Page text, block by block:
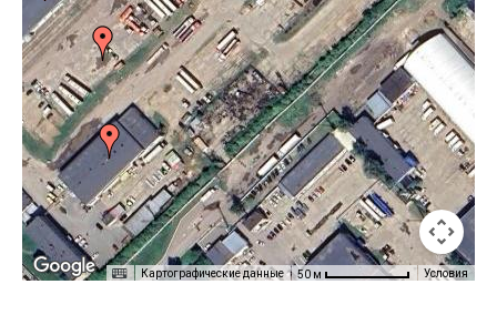
Картографические данные 50 м Условия